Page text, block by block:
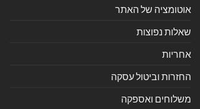
אוטומציה של האתר
שאלות נפוצות
אחריות
החזרות וביטול עסקה
משלוחים ואספקה